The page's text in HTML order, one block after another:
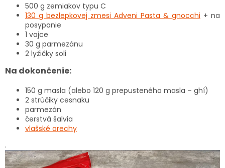
500 g zemiakov typu C
130 g bezlepkovej zmesi Adveni Pasta & gnocchi + na
posypanie
1 vajce
30 g parmezánu
2 lyžičky soli
Na dokončenie:
150 g masla (alebo 120 g prepusteného masla – ghí)
2 strúčiky cesnaku
parmezán
čerstvá šalvia
vlašské orechy
.